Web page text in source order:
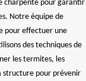
charpente pour garantir
Notre équipe de
pour effectuer une
des techniques de
les termites, les
structure pour prévenir